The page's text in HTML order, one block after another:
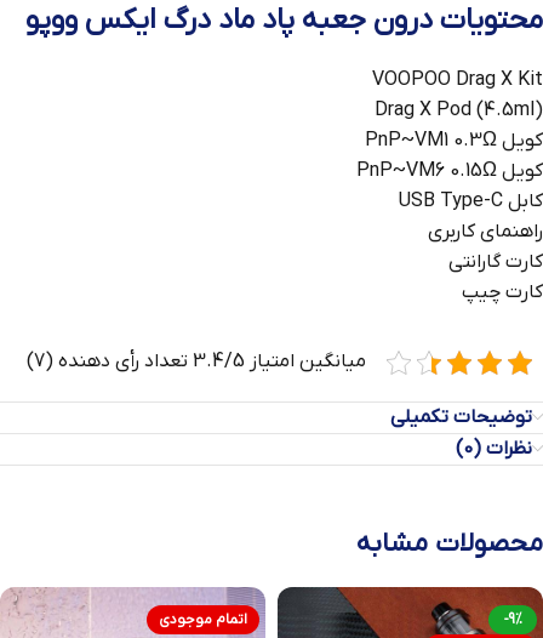
محتویات درون جعبه پاد ماد درگ ایکس ووپو
VOOPOO Drag X Kit
Drag X Pod (4.5ml)
کویل PnP~VM1 0.3Ω
کویل PnP~VM6 0.15Ω
کابل USB Type-C
راهنمای کاربری
کارت گارانتی
کارت چیپ
میانگین امتیاز 3.4/5 تعداد رأی دهنده (7)
توضیحات تکمیلی
نظرات (0)
محصولات مشابه
-9%
اتمام موجودی